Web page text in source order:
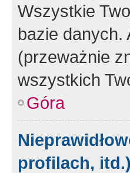
Wszystkie
bazie
(przeważnie
wszystkich
Góra
profilach, itd.)